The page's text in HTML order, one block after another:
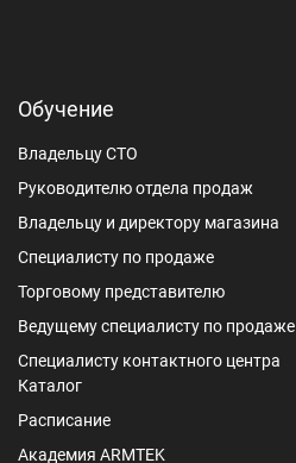
Обучение
Владельцу СТО
Руководителю отдела продаж
Владельцу и директору магазина
Специалисту по продаже
Торговому представителю
Ведущему специалисту по продаже
Специалисту контактного центра
Каталог
Расписание
Академия ARMTEK